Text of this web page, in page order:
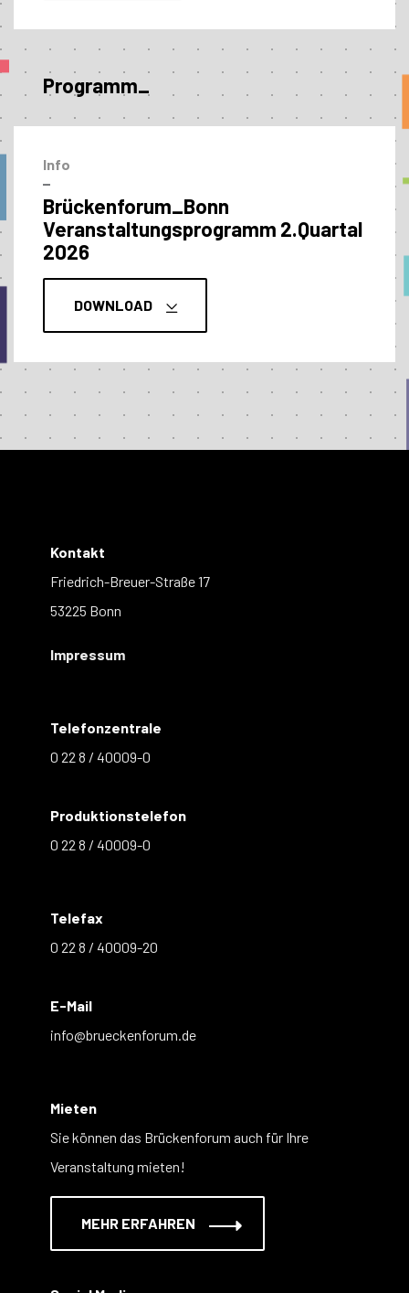
Programm_
Info
–
Brückenforum_Bonn
Veranstaltungs­programm 2.Quartal
2026
DOWNLOAD
Kontakt
Friedrich-Breuer-Straße 17
53225 Bonn
Impressum
Telefonzentrale
0 22 8 / 40009-0
Produktionstelefon
0 22 8 / 40009-0
Telefax
0 22 8 / 40009-20
E-Mail
info@brueckenforum.de
Mieten
Sie können das Brückenforum auch für Ihre
Veranstaltung mieten!
MEHR ERFAHREN